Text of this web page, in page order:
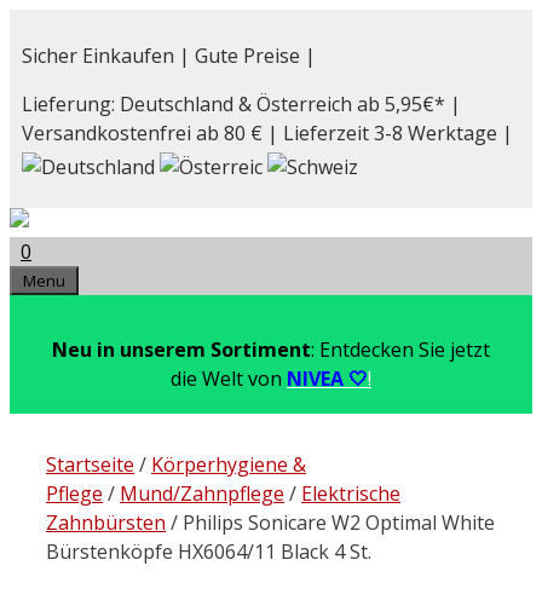
Inhalt
Sicher Einkaufen | Gute Preise |
Lieferung: Deutschland & Österreich ab 5,95€* |
Versandkostenfrei ab 80 € | Lieferzeit 3-8 Werktage |
0
Menu
Neu in unserem Sortiment: Entdecken Sie jetzt
die Welt von NIVEA 🤍!
Startseite / Körperhygiene &
Pflege / Mund/Zahnpflege / Elektrische
Zahnbürsten / Philips Sonicare W2 Optimal White
Bürstenköpfe HX6064/11 Black 4 St.